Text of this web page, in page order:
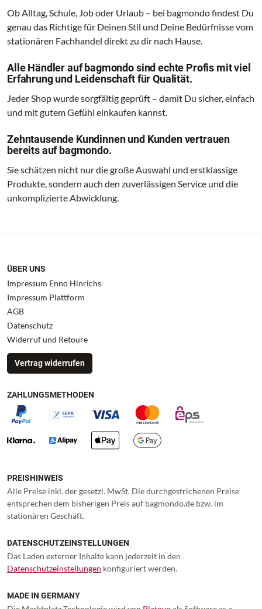
Ob Alltag, Schule, Job oder Urlaub – bei bagmondo findest Du
genau das Richtige für Deinen Stil und Deine Bedürfnisse vom
stationären Fachhandel direkt zu dir nach Hause.
Alle Händler auf bagmondo sind echte Profis mit viel
Erfahrung und Leidenschaft für Qualität.
Jeder Shop wurde sorgfältig geprüft – damit Du sicher, einfach
und mit gutem Gefühl einkaufen kannst.
Zehntausende Kundinnen und Kunden vertrauen
bereits auf bagmondo.
Sie schätzen nicht nur die große Auswahl und erstklassige
Produkte, sondern auch den zuverlässigen Service und die
unkomplizierte Abwicklung.
ÜBER UNS
Impressum Enno Hinrichs
Impressum Plattform
AGB
Datenschutz
Widerruf und Retoure
Vertrag widerrufen
ZAHLUNGSMETHODEN
PREISHINWEIS
Alle Preise inkl. der gesetzl. MwSt. Die durchgestrichenen Preise
entsprechen dem bisherigen Preis auf bagmondo.de bzw. im
stationären Geschäft.
DATENSCHUTZEINSTELLUNGEN
Das Laden externer Inhalte kann jederzeit in den
Datenschutzeinstellungen konfiguriert werden.
MADE IN GERMANY